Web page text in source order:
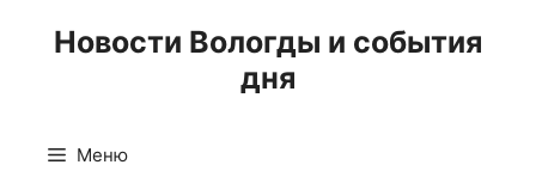
Новости Вологды и события
дня
Меню